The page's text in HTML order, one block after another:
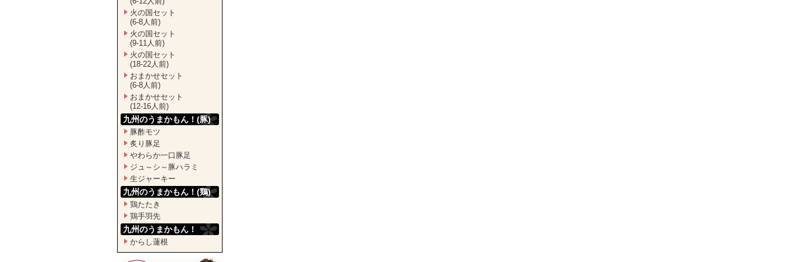
火の国セット
(6-8人前)
火の国セット
(9-11人前)
火の国セット
(18-22人前)
おまかせセット
(6-8人前)
おまかせセット
(12-16人前)
九州のうまかもん！(豚)
豚酢モツ
炙り豚足
やわらか一口豚足
ジュ～シ～豚ハラミ
生ジャーキー
九州のうまかもん！(鶏)
鶏たたき
鶏手羽先
九州のうまかもん！
からし蓮根